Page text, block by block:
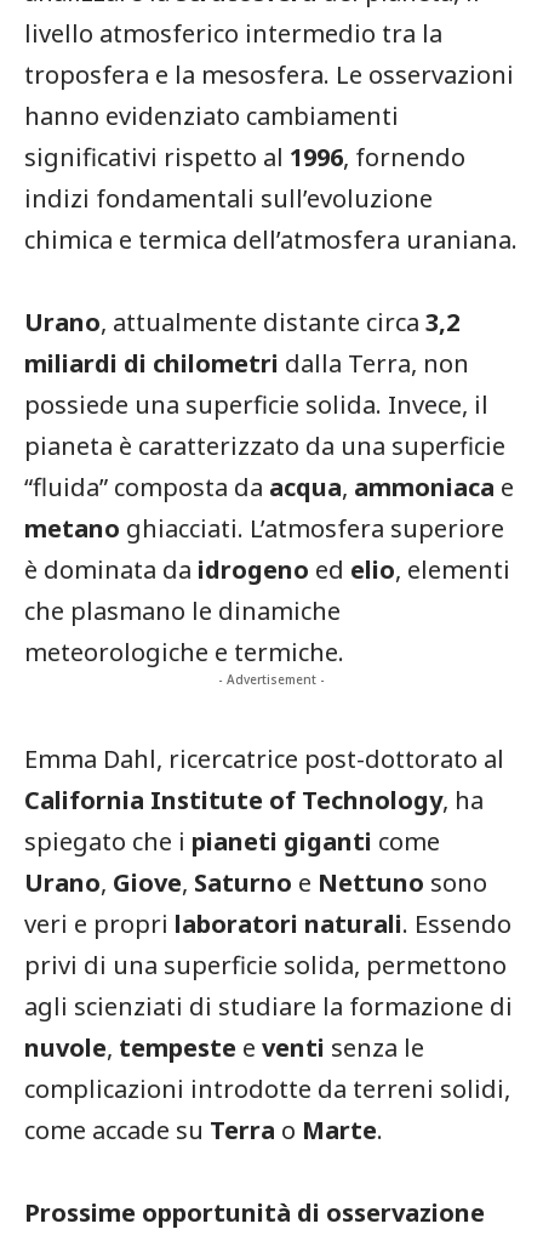
livello atmosferico intermedio tra la
troposfera e la mesosfera. Le osservazioni
hanno evidenziato cambiamenti
significativi rispetto al 1996, fornendo
indizi fondamentali sull’evoluzione
chimica e termica dell’atmosfera uraniana.
Urano, attualmente distante circa 3,2
miliardi di chilometri dalla Terra, non
possiede una superficie solida. Invece, il
pianeta è caratterizzato da una superficie
“fluida” composta da acqua, ammoniaca e
metano ghiacciati. L’atmosfera superiore
è dominata da idrogeno ed elio, elementi
che plasmano le dinamiche
meteorologiche e termiche.
- Advertisement -
Emma Dahl, ricercatrice post-dottorato al
California Institute of Technology, ha
spiegato che i pianeti giganti come
Urano, Giove, Saturno e Nettuno sono
veri e propri laboratori naturali. Essendo
privi di una superficie solida, permettono
agli scienziati di studiare la formazione di
nuvole, tempeste e venti senza le
complicazioni introdotte da terreni solidi,
come accade su Terra o Marte.
Prossime opportunità di osservazione